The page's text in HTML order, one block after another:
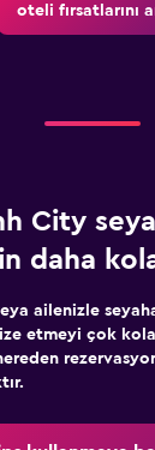
oteli fırsatlarını
City
daha
ailenizle
etmeyi çok